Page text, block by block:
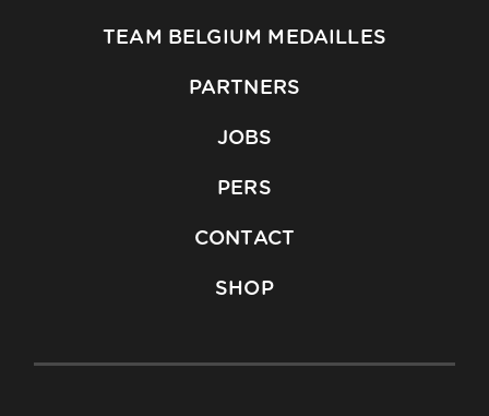
TEAM BELGIUM MEDAILLES
PARTNERS
JOBS
PERS
CONTACT
SHOP